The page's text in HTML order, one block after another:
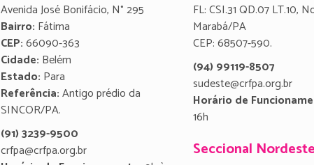
Avenida José Bonifácio, N° 295
Bairro: Fátima
CEP:66090-363
Cidade: Belém
Estado: Para
Referência:Antigo prédio da
SINCOR/PA.
(91) 3239-9500
crfpa@crfpa.org.br
FL: CSI.31 QD.07 LT.10,
Marabá/PA
CEP: 68507-590.
(94) 99119-8507
sudeste@crfpa.org.br
Horário de
16h
Seccional Nordeste